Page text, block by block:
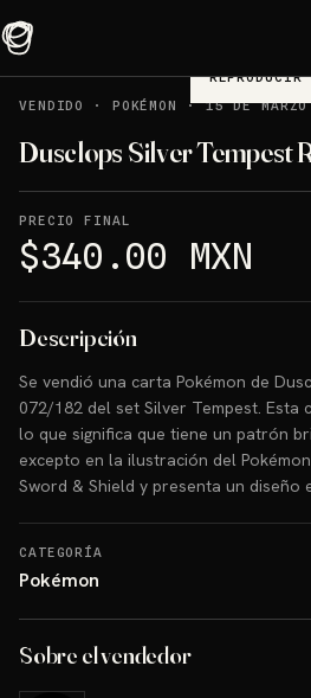
REPRODUCIR
VENDIDO
· POKÉMON ·15 DE
Dusclops Silver Tempest
PRECIO FINAL
$340.00 MXN
Descripción
Se vendió una carta Pokémon de
072/182 del set Silver Tempest. Esta
lo que significa que tiene un patrón
excepto en la ilustración del
Sword & Shield y presenta un diseño
CATEGORÍA
Pokémon
Sobre el vendedor